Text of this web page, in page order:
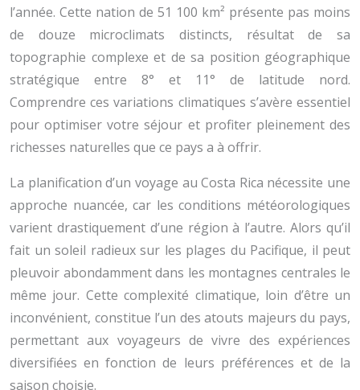
l’année. Cette nation de 51 100 km² présente pas moins
de douze microclimats distincts, résultat de sa
topographie complexe et de sa position géographique
stratégique entre 8° et 11° de latitude nord.
Comprendre ces variations climatiques s’avère essentiel
pour optimiser votre séjour et profiter pleinement des
richesses naturelles que ce pays a à offrir.
La planification d’un voyage au Costa Rica nécessite une
approche nuancée, car les conditions météorologiques
varient drastiquement d’une région à l’autre. Alors qu’il
fait un soleil radieux sur les plages du Pacifique, il peut
pleuvoir abondamment dans les montagnes centrales le
même jour. Cette complexité climatique, loin d’être un
inconvénient, constitue l’un des atouts majeurs du pays,
permettant aux voyageurs de vivre des expériences
diversifiées en fonction de leurs préférences et de la
saison choisie.